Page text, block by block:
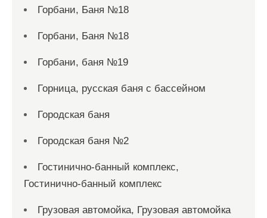
Горбани, Баня №18
Горбани, Баня №18
Горбани, баня №19
Горница, русская баня с бассейном
Городская баня
Городская баня №2
Гостинично-банный комплекс,
Гостинично-банный комплекс
Грузовая автомойка, Грузовая автомойка